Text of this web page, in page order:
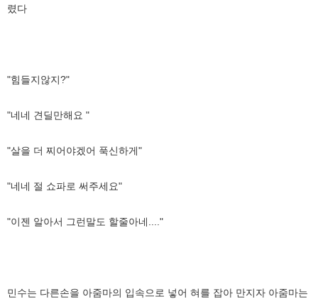
렸다
"힘들지않지?"
"네네 견딜만해요 "
"살을 더 찌어야겠어 푹신하게"
"네네 절 쇼파로 써주세요"
"이젠 알아서 그런말도 할줄아네...."
민수는 다른손을 아줌마의 입속으로 넣어 혀를 잡아 만지자 아줌마는